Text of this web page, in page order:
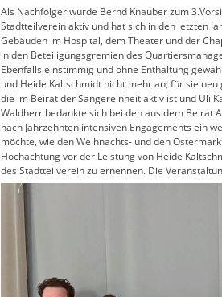
Als Nachfolger wurde Bernd Knauber zum
Stadtteilverein aktiv und hat sich in den letzten
Gebäuden im Hospital, dem Theater und der
in den Beteiligungsgremien des
Ebenfalls einstimmig und ohne Enthaltung
und Heide Kaltschmidt nicht mehr an; für sie
die im Beirat der Sängereinheit aktiv ist und Uli
Waldherr bedankte sich bei den aus dem Beirat
nach Jahrzehnten intensiven Engagements ein
möchte, wie den Weihnachts- und den
Hochachtung vor der Leistung von Heide
des Stadtteilverein zu ernennen. Die